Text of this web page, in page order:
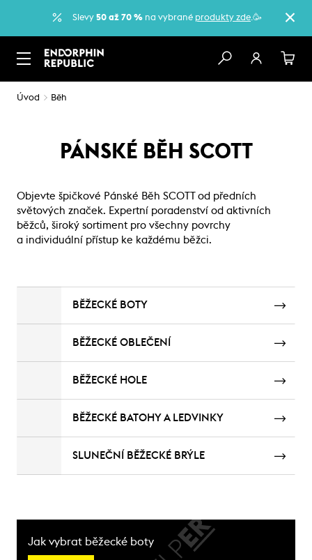
Slevy 50 až 70 % na vybrané produkty zde.🥳
Úvod Běh
PÁNSKÉ BĚH SCOTT
Objevte špičkové Pánské Běh SCOTT od předních
světových značek. Expertní poradenství od aktivních
běžců, široký sortiment pro všechny povrchy
a individuální přístup ke každému běžci.
BĚŽECKÉ BOTY
BĚŽECKÉ OBLEČENÍ
BĚŽECKÉ HOLE
BĚŽECKÉ BATOHY A LEDVINKY
SLUNEČNÍ BĚŽECKÉ BRÝLE
Jak vybrat běžecké boty